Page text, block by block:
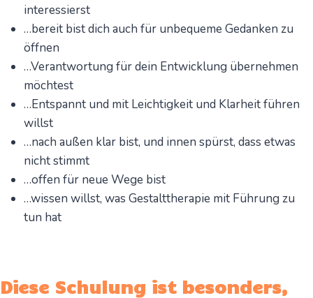
interessierst
…bereit bist dich auch für unbequeme Gedanken zu
öffnen
…Verantwortung für dein Entwicklung übernehmen
möchtest
…Entspannt und mit Leichtigkeit und Klarheit führen
willst
…nach außen klar bist, und innen spürst, dass etwas
nicht stimmt
…offen für neue Wege bist
…wissen willst, was Gestalttherapie mit Führung zu
tun hat
Diese Schulung ist besonders,